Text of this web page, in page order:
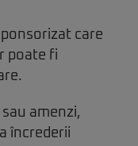
care
poate fi
amenzi,
încrederii